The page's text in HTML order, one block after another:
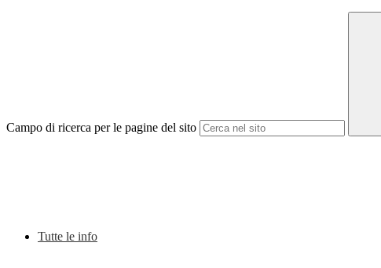
Campo di ricerca per le pagine del sito
Tutte le info